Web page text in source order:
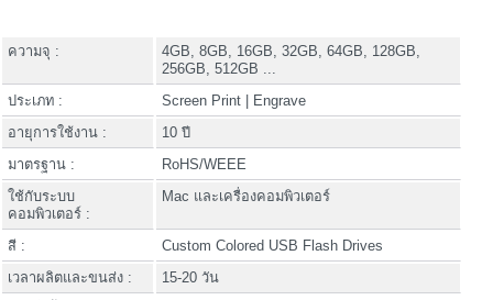
ความจุ :
4GB, 8GB, 16GB, 32GB, 64GB, 128GB,
256GB, 512GB ...
ประเภท :
Screen Print | Engrave
อายุการใช้งาน :
10 ปี
มาตรฐาน :
RoHS/WEEE
ใช้กับระบบ
คอมพิวเตอร์ :
Mac และเครื่องคอมพิวเตอร์
สี :
Custom Colored USB Flash Drives
เวลาผลิตและขนส่ง :
15-20 วัน